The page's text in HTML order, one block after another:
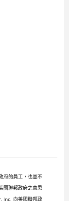
府的員工，也並不
國聯邦政府之意思
Inc. 向美國聯邦政